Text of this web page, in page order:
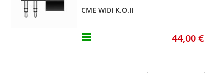
CME WIDI K.O.II
44,00 €